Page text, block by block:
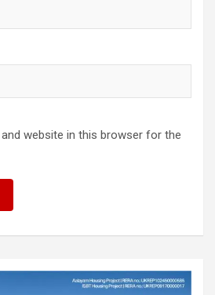
website in this browser for the